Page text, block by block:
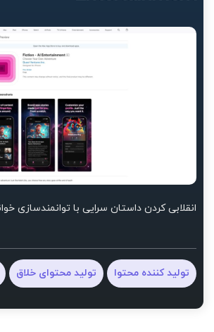
انقلابی کردن داستان سرایی با توانمندسازی
تولید کننده محتوا تولید محتوای خلاق